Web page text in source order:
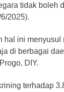
tidak boleh
2025).
hal ini menyusul
di berbagai
DIY.
terhadap